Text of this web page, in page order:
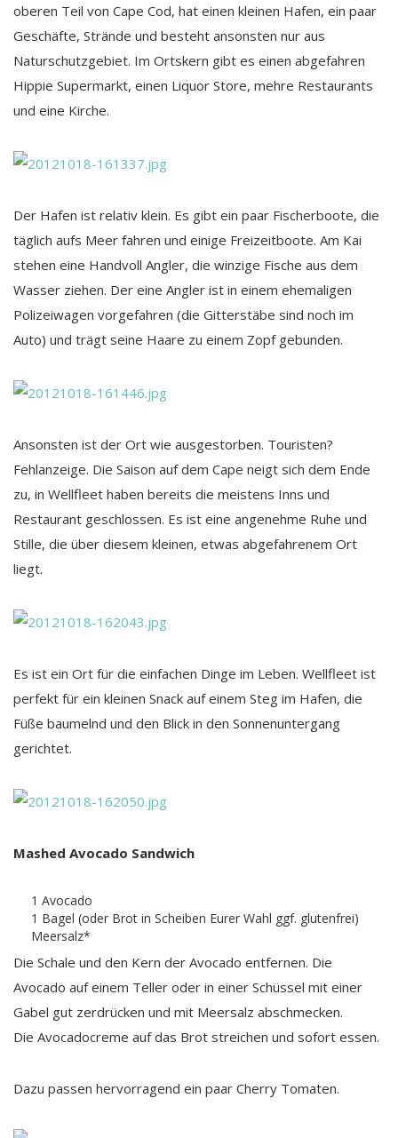
oberen Teil von Cape Cod, hat einen kleinen Hafen, ein paar
Geschäfte, Strände und besteht ansonsten nur aus
Naturschutzgebiet. Im Ortskern gibt es einen abgefahren
Hippie Supermarkt, einen Liquor Store, mehre Restaurants
und eine Kirche.
Der Hafen ist relativ klein. Es gibt ein paar Fischerboote, die
täglich aufs Meer fahren und einige Freizeitboote. Am Kai
stehen eine Handvoll Angler, die winzige Fische aus dem
Wasser ziehen. Der eine Angler ist in einem ehemaligen
Polizeiwagen vorgefahren (die Gitterstäbe sind noch im
Auto) und trägt seine Haare zu einem Zopf gebunden.
Ansonsten ist der Ort wie ausgestorben. Touristen?
Fehlanzeige. Die Saison auf dem Cape neigt sich dem Ende
zu, in Wellfleet haben bereits die meistens Inns und
Restaurant geschlossen. Es ist eine angenehme Ruhe und
Stille, die über diesem kleinen, etwas abgefahrenem Ort
liegt.
Es ist ein Ort für die einfachen Dinge im Leben. Wellfleet ist
perfekt für ein kleinen Snack auf einem Steg im Hafen, die
Füße baumelnd und den Blick in den Sonnenuntergang
gerichtet.
Mashed Avocado Sandwich
1 Avocado
1 Bagel (oder Brot in Scheiben Eurer Wahl ggf. glutenfrei)
Meersalz*
Die Schale und den Kern der Avocado entfernen. Die
Avocado auf einem Teller oder in einer Schüssel mit einer
Gabel gut zerdrücken und mit Meersalz abschmecken.
Die Avocadocreme auf das Brot streichen und sofort essen.
Dazu passen hervorragend ein paar Cherry Tomaten.